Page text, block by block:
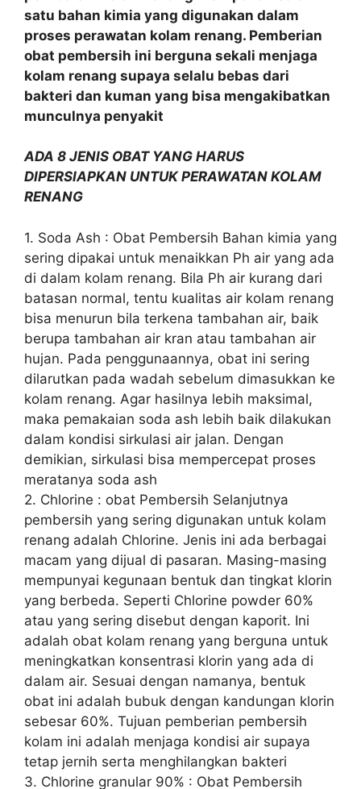
satu bahan kimia yang digunakan dalam
proses perawatan kolam renang. Pemberian
obat pembersih ini berguna sekali menjaga
kolam renang supaya selalu bebas dari
bakteri dan kuman yang bisa mengakibatkan
munculnya penyakit
ADA 8 JENIS OBAT YANG HARUS
DIPERSIAPKAN UNTUK PERAWATAN KOLAM
RENANG
1. Soda Ash : Obat Pembersih Bahan kimia yang
sering dipakai untuk menaikkan Ph air yang ada
di dalam kolam renang. Bila Ph air kurang dari
batasan normal, tentu kualitas air kolam renang
bisa menurun bila terkena tambahan air, baik
berupa tambahan air kran atau tambahan air
hujan. Pada penggunaannya, obat ini sering
dilarutkan pada wadah sebelum dimasukkan ke
kolam renang. Agar hasilnya lebih maksimal,
maka pemakaian soda ash lebih baik dilakukan
dalam kondisi sirkulasi air jalan. Dengan
demikian, sirkulasi bisa mempercepat proses
meratanya soda ash
2. Chlorine : obat Pembersih Selanjutnya
pembersih yang sering digunakan untuk kolam
renang adalah Chlorine. Jenis ini ada berbagai
macam yang dijual di pasaran. Masing-masing
mempunyai kegunaan bentuk dan tingkat klorin
yang berbeda. Seperti Chlorine powder 60%
atau yang sering disebut dengan kaporit. Ini
adalah obat kolam renang yang berguna untuk
meningkatkan konsentrasi klorin yang ada di
dalam air. Sesuai dengan namanya, bentuk
obat ini adalah bubuk dengan kandungan klorin
sebesar 60%. Tujuan pemberian pembersih
kolam ini adalah menjaga kondisi air supaya
tetap jernih serta menghilangkan bakteri
3. Chlorine granular 90% : Obat Pembersih